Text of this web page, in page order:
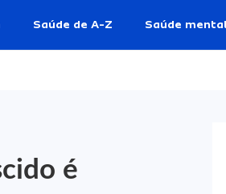
Saúde de A-Z Saúde
é